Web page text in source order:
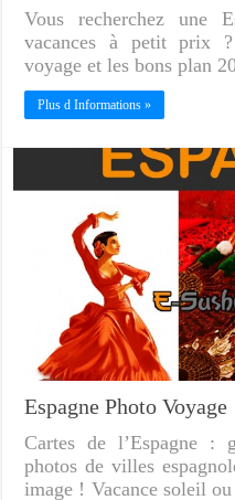
Vous recherchez une
vacances à petit prix
voyage et les bons plan
Plus d Informations »
Espagne Photo Voyage
Cartes de l’Espagne :
photos de villes
image ! Vacance soleil